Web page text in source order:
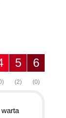
6
(0)
5
(2)